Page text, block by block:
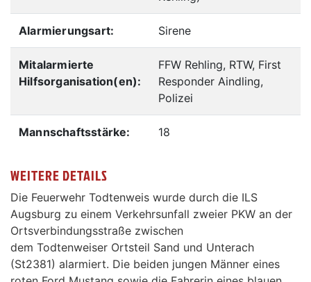
Alarmierungsart: Sirene
Mitalarmierte
Hilfsorganisation(en):
FFW Rehling, RTW, First
Responder Aindling,
Polizei
Mannschaftsstärke: 18
WEITERE DETAILS
Die Feuerwehr Todtenweis wurde durch die ILS
Augsburg zu einem Verkehrsunfall zweier PKW an der
Ortsverbindungsstraße zwischen
dem Todtenweiser Ortsteil Sand und Unterach
(St2381) alarmiert. Die beiden jungen Männer eines